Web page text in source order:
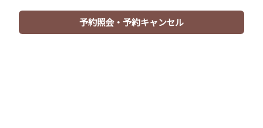
大切な人と穏やかな久美浜湾を望む贅沢なひと時…ただた
だ、波の音を聞いてゆったりと過ごす大人の時間。
予約照会・予約キャンセル